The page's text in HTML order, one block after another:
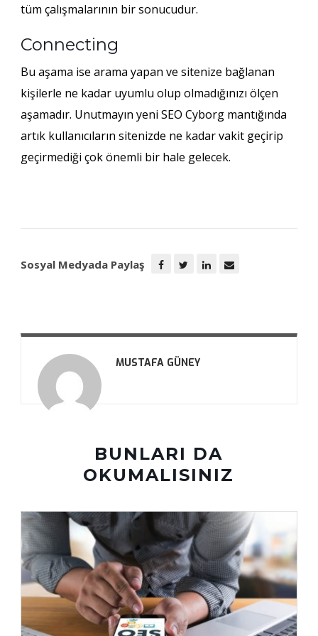
tüm çalışmalarının bir sonucudur.
Connecting
Bu aşama ise arama yapan ve sitenize bağlanan
kişilerle ne kadar uyumlu olup olmadığınızı ölçen
aşamadır. Unutmayın yeni SEO Cyborg mantığında
artık kullanıcıların sitenizde ne kadar vakit geçirip
geçirmediği çok önemli bir hale gelecek.
Sosyal Medyada Paylaş
MUSTAFA GÜNEY
BUNLARI DA
OKUMALISINIZ